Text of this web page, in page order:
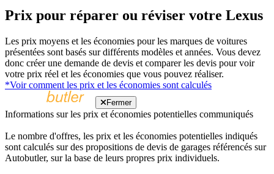
Prix pour réparer ou réviser votre Lexus
Les prix moyens et les économies pour les marques de voitures
présentées sont basés sur différents modèles et années. Vous devez
donc créer une demande de devis et comparer les devis pour voir
votre prix réel et les économies que vous pouvez réaliser.
*Voir comment les prix et les économies sont calculés
Fermer
Informations sur les prix et économies potentielles communiqués
Le nombre d'offres, les prix et les économies potentielles indiqués
sont calculés sur des propositions de devis de garages référencés sur
Autobutler, sur la base de leurs propres prix individuels.